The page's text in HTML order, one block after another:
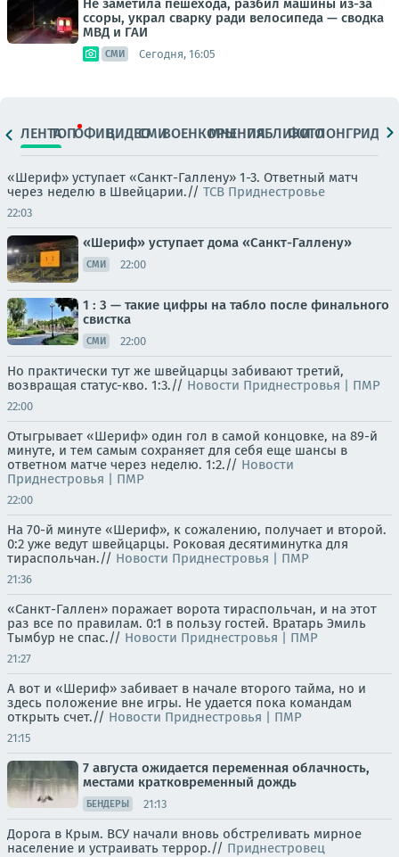
Не заметила пешехода, разбил машины из-за
ссоры, украл сварку ради велосипеда — сводка
МВД и ГАИ
СМИ Сегодня, 16:05
ЛЕНТАТОПОФИЦ.ВИДЕОСМИВОЕНКОРЫМНЕНИЯПАБЛИКИ
ФОТОЛОНГРИДЫ
«Шериф» уступает «Санкт-Галлену» 1-3. Ответный матч
через неделю в Швейцарии.// ТСВ Приднестровье
22:03
«Шериф» уступает дома «Санкт-Галлену»
СМИ 22:00
1 : 3 — такие цифры на табло после финального
свистка
СМИ 22:00
Но практически тут же швейцарцы забивают третий,
возвращая статус-кво. 1:3.// Новости Приднестровья | ПМР
22:00
Отыгрывает «Шериф» один гол в самой концовке, на 89-й
минуте, и тем самым сохраняет для себя еще шансы в
ответном матче через неделю. 1:2.// Новости
Приднестровья | ПМР
22:00
На 70-й минуте «Шериф», к сожалению, получает и второй.
0:2 уже ведут швейцарцы. Роковая десятиминутка для
тираспольчан.// Новости Приднестровья | ПМР
21:36
«Санкт-Галлен» поражает ворота тираспольчан, и на этот
раз все по правилам. 0:1 в пользу гостей. Вратарь Эмиль
Тымбур не спас.// Новости Приднестровья | ПМР
21:27
А вот и «Шериф» забивает в начале второго тайма, но и
здесь положение вне игры. Не удается пока командам
открыть счет.// Новости Приднестровья | ПМР
21:15
7 августа ожидается переменная облачность,
местами кратковременный дождь
БЕНДЕРЫ 21:13
Дорога в Крым. ВСУ начали вновь обстреливать мирное
население и устраивать террор.// Приднестровец